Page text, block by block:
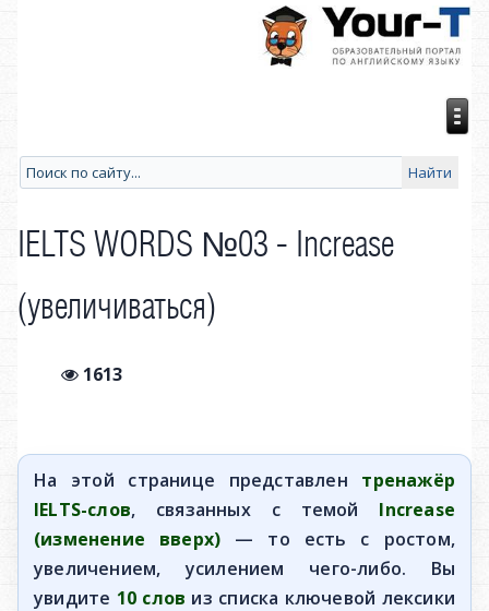
IELTS WORDS №03 - Increase
(увеличиваться)
1613
На этой странице представлен тренажёр
IELTS-слов, связанных с темой Increase
(изменение вверх) — то есть с ростом,
увеличением, усилением чего-либо. Вы
увидите 10 слов из списка ключевой лексики